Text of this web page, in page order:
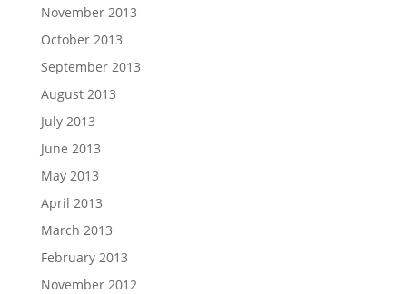
November 2013
October 2013
September 2013
August 2013
July 2013
June 2013
May 2013
April 2013
March 2013
February 2013
November 2012